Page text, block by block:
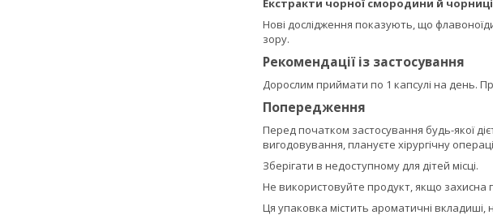
Екстракти чорної смородини й чорниці
Нові дослідження показують, що
зору.
Рекомендації із застосування
Дорослим приймати по 1 капсулі на день.
Попередження
Перед початком застосування будь-якої
вигодовування, плануєте хірургічну
Зберігати в недоступному для дітей місці.
Не використовуйте продукт, якщо захисна
Ця упаковка містить ароматичні вкладиші,